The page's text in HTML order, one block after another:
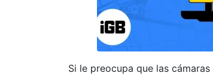
Si le preocupa que las